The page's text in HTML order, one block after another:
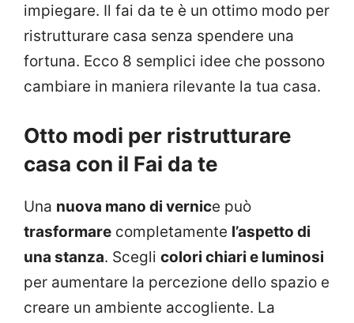
impiegare. Il fai da te è un ottimo modo per
ristrutturare casa senza spendere una
fortuna. Ecco 8 semplici idee che possono
cambiare in maniera rilevante la tua casa.
Otto modi per ristrutturare
casa con il Fai da te
Una nuova mano di vernice può
trasformare completamente l’aspetto di
una stanza. Scegli colori chiari e luminosi
per aumentare la percezione dello spazio e
creare un ambiente accogliente. La